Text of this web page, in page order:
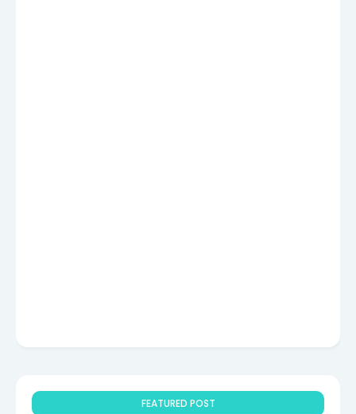
FEATURED POST